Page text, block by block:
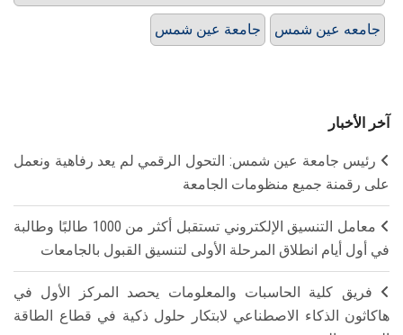
جامعة عين شمس جامعه عين شمس
آخر الأخبار
رئيس جامعة عين شمس: التحول الرقمي لم يعد رفاهية ونعمل
على رقمنة جميع منظومات الجامعة
معامل التنسيق الإلكتروني تستقبل أكثر من 1000 طالبًا وطالبة
في أول أيام انطلاق المرحلة الأولى لتنسيق القبول بالجامعات
فريق كلية الحاسبات والمعلومات يحصد المركز الأول في
هاكاثون الذكاء الاصطناعي لابتكار حلول ذكية في قطاع الطاقة